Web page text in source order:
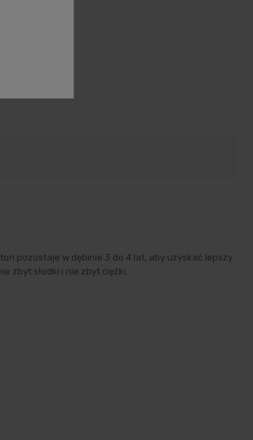
pozostaje w dębinie 3 do 4 lat, aby uzyskać lepszy
zbyt słodki i nie zbyt ciężki.